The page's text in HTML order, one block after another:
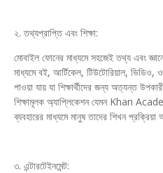
২. তথ্যপ্রাপ্তি এবং শিক্ষা:
মোবাইল ফোনের মাধ্যমে সহজেই তথ্য এবং
মাধ্যমে বই, আর্টিকেল, টিউটোরিয়াল, ভিডিও,
পাওয়া যায় যা শিক্ষার্থীদের জন্য অত্যন্ত
শিক্ষামূলক অ্যাপ্লিকেশন যেমন Khan
ব্যবহারের মাধ্যমে মানুষ তাদের শিখন
৩. এন্টারটেইনমেন্ট: